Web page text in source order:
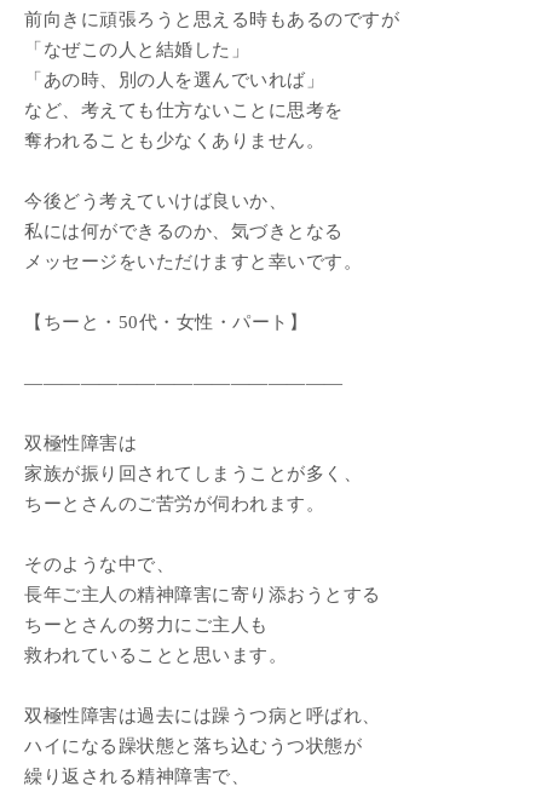
前向きに頑張ろうと思える時もあるのですが
「なぜこの人と結婚した」
「あの時、別の人を選んでいれば」
など、考えても仕方ないことに思考を
奪われることも少なくありません。
今後どう考えていけば良いか、
私には何ができるのか、気づきとなる
メッセージをいただけますと幸いです。
【ちーと・50代・女性・パート】
―――――――――――――――――
双極性障害は
家族が振り回されてしまうことが多く、
ちーとさんのご苦労が伺われます。
そのような中で、
長年ご主人の精神障害に寄り添おうとする
ちーとさんの努力にご主人も
救われていることと思います。
双極性障害は過去には躁うつ病と呼ばれ、
ハイになる躁状態と落ち込むうつ状態が
繰り返される精神障害で、